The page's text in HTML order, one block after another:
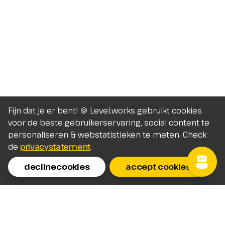
Fijn dat je er bent! 🍪 Level.works gebruikt cookies
voor de beste gebruikerservaring, social content te
personaliseren & webstatistieken te meten. Check
de privacystatement.
decline_cookies
accept_cookies